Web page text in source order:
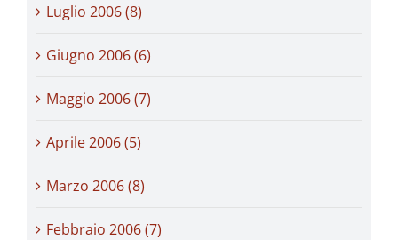
Luglio 2006 (8)
Giugno 2006 (6)
Maggio 2006 (7)
Aprile 2006 (5)
Marzo 2006 (8)
Febbraio 2006 (7)